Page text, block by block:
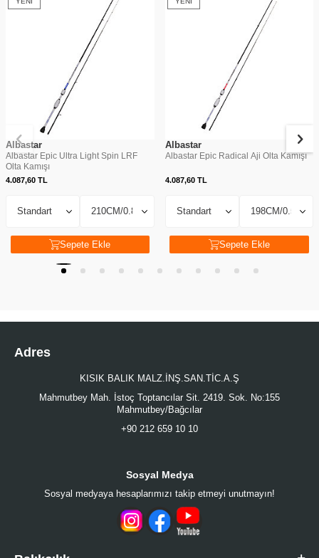
Albastar
Albastar Epic Ultra Light Spin LRF
Olta Kamışı
4.087,60 TL
Sepete Ekle
Albastar
Albastar Epic Radical Aji Olta Kamışı
4.087,60TL
Sepete Ekle
Adres
KISIK BALIK MALZ.İNŞ.SAN.TİC.A.Ş
Mahmutbey Mah. İstoç Toptancılar Sit. 2419. Sok. No:155
Mahmutbey/Bağcılar
+90 212 659 10 10
Sosyal Medya
Sosyal medyaya hesaplarımızı takip etmeyi unutmayın!